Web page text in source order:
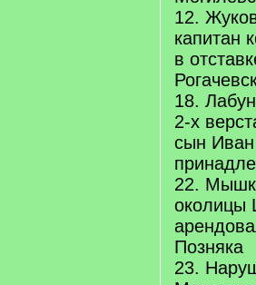
12.
капитан
в
18.
2-х
сын Иван
22.
околицы
Позняка
23.